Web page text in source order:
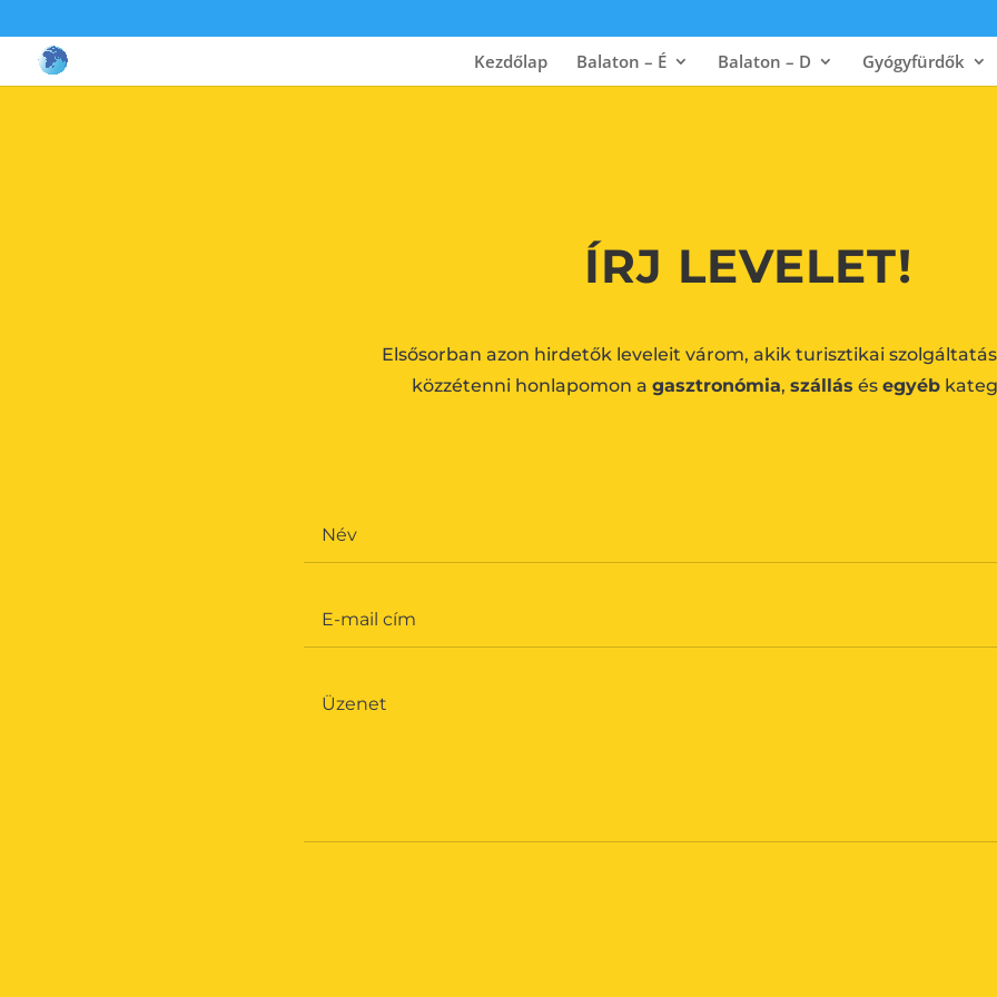
Kezdőlap Balaton – É Balaton – D Gyógyfürdők
ÍRJ LEVELET!
Elsősorban azon hirdetők leveleit várom, akik turisztikai
közzétenni honlapomon a gasztronómia, szállás és egyéb